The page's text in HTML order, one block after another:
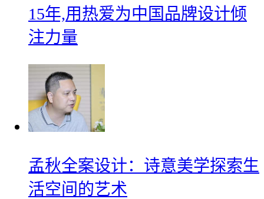
15年,用热爱为中国品牌设计倾
注力量
孟秋全案设计：诗意美学探索生
活空间的艺术